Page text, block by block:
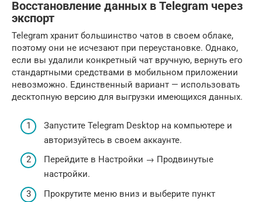
Восстановление данных в Telegram через
экспорт
Telegram хранит большинство чатов в своем облаке,
поэтому они не исчезают при переустановке. Однако,
если вы удалили конкретный чат вручную, вернуть его
стандартными средствами в мобильном приложении
невозможно. Единственный вариант — использовать
десктопную версию для выгрузки имеющихся данных.
Запустите Telegram Desktop на компьютере и
авторизуйтесь в своем аккаунте.
Перейдите в Настройки → Продвинутые
настройки.
Прокрутите меню вниз и выберите пункт